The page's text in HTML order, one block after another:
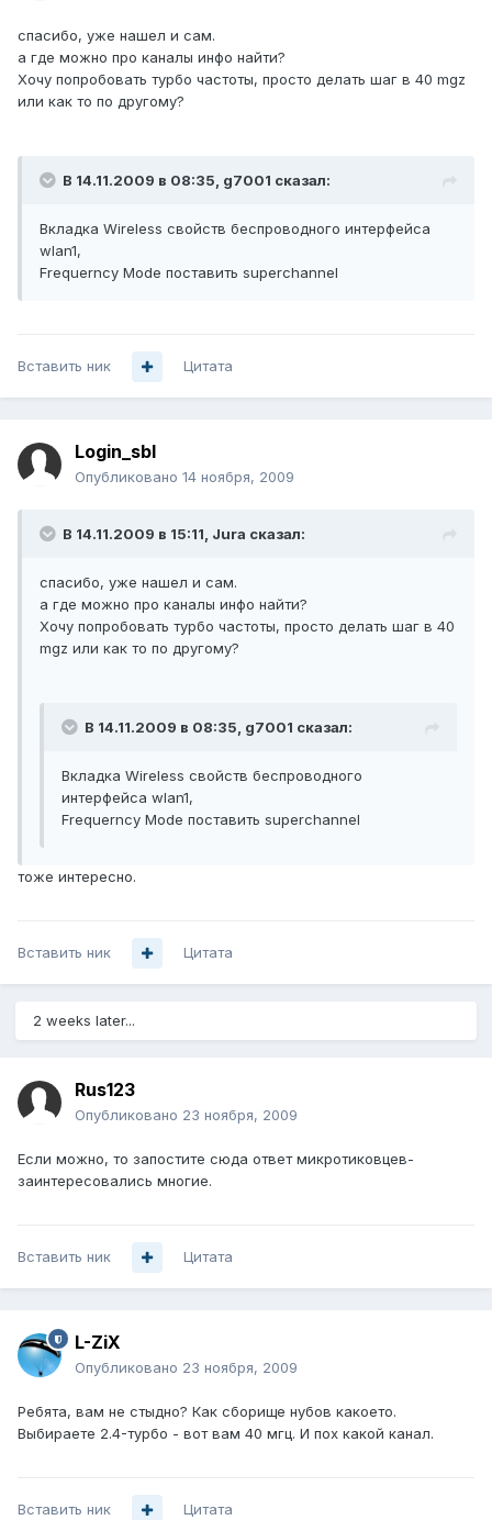
спасибо, уже нашел и сам.
а где можно про каналы инфо найти?
Хочу попробовать турбо частоты, просто делать шаг в 40 mgz
или как то по другому?
В 14.11.2009 в 08:35, g7001 сказал:
Вкладка Wireless свойств беспроводного интерфейса
wlan1,
Frequerncy Mode поставить superchannel
Вставить ник Цитата
Login_sbl
Опубликовано 14 ноября, 2009
В 14.11.2009 в 15:11, Jura сказал:
спасибо, уже нашел и сам.
а где можно про каналы инфо найти?
Хочу попробовать турбо частоты, просто делать шаг в 40
mgz или как то по другому?
В 14.11.2009 в 08:35, g7001 сказал:
Вкладка Wireless свойств беспроводного
интерфейса wlan1,
Frequerncy Mode поставить superchannel
тоже интересно.
Вставить ник Цитата
2 weeks later...
Rus123
Опубликовано 23 ноября, 2009
Если можно, то запостите сюда ответ микротиковцев-
заинтересовались многие.
Вставить ник Цитата
L-ZiX
Опубликовано 23 ноября, 2009
Ребята, вам не стыдно? Как сборище нубов какоето.
Выбираете 2.4-турбо - вот вам 40 мгц. И пох какой канал.
Вставить ник Цитата